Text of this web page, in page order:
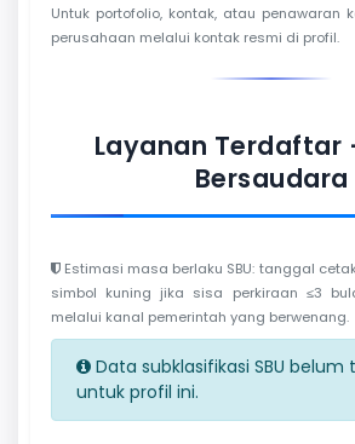
Untuk portofolio, kontak, atau penawaran
perusahaan melalui kontak resmi di profil.
Layanan Terdaftar
Bersaudara
Estimasi masa berlaku SBU: tanggal
simbol kuning jika sisa perkiraan ≤3
melalui kanal pemerintah yang berwenang.
Data subklasifikasi SBU belum
untuk profil ini.